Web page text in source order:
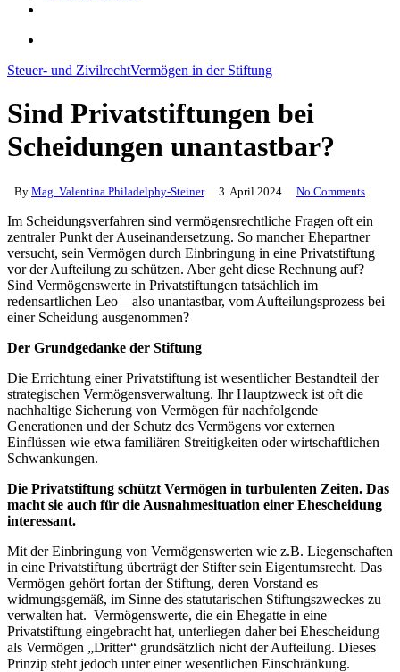
Steuer- und ZivilrechtVermögen in der Stiftung
Sind Privatstiftungen bei
Scheidungen unantastbar?
By Mag. Valentina Philadelphy-Steiner 3. April 2024 No Comments
Im Scheidungsverfahren sind vermögensrechtliche Fragen oft ein
zentraler Punkt der Auseinandersetzung. So mancher Ehepartner
versucht, sein Vermögen durch Einbringung in eine Privatstiftung
vor der Aufteilung zu schützen. Aber geht diese Rechnung auf?
Sind Vermögenswerte in Privatstiftungen tatsächlich im
redensartlichen Leo – also unantastbar, vom Aufteilungsprozess bei
einer Scheidung ausgenommen?
Der Grundgedanke der Stiftung
Die Errichtung einer Privatstiftung ist wesentlicher Bestandteil der
strategischen Vermögensverwaltung. Ihr Hauptzweck ist oft die
nachhaltige Sicherung von Vermögen für nachfolgende
Generationen und der Schutz des Vermögens vor externen
Einflüssen wie etwa familiären Streitigkeiten oder wirtschaftlichen
Schwankungen.
Die Privatstiftung schützt Vermögen in turbulenten Zeiten. Das
macht sie auch für die Ausnahmesituation einer Ehescheidung
interessant.
Mit der Einbringung von Vermögenswerten wie z.B. Liegenschaften
in eine Privatstiftung überträgt der Stifter sein Eigentumsrecht. Das
Vermögen gehört fortan der Stiftung, deren Vorstand es
widmungsgemäß, im Sinne des statutarischen Stiftungszweckes zu
verwalten hat. Vermögenswerte, die ein Ehegatte in eine
Privatstiftung eingebracht hat, unterliegen daher bei Ehescheidung
als Vermögen „Dritter“ grundsätzlich nicht der Aufteilung. Dieses
Prinzip steht jedoch unter einer wesentlichen Einschränkung.